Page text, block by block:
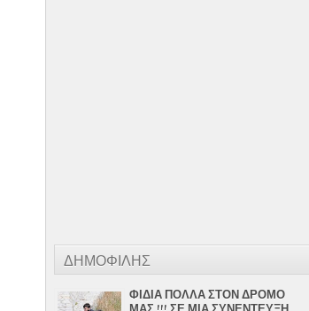
ΔΗΜΟΦΙΛΗΣ
ΦΙΔΙΑ ΠΟΛΛΑ ΣΤΟΝ ΔΡΟΜΟ